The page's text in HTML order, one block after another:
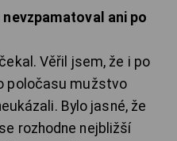
ani po
Věřil jsem, že i po
poločasu mužstvo
Bylo jasné, že
rozhodne nejbližší